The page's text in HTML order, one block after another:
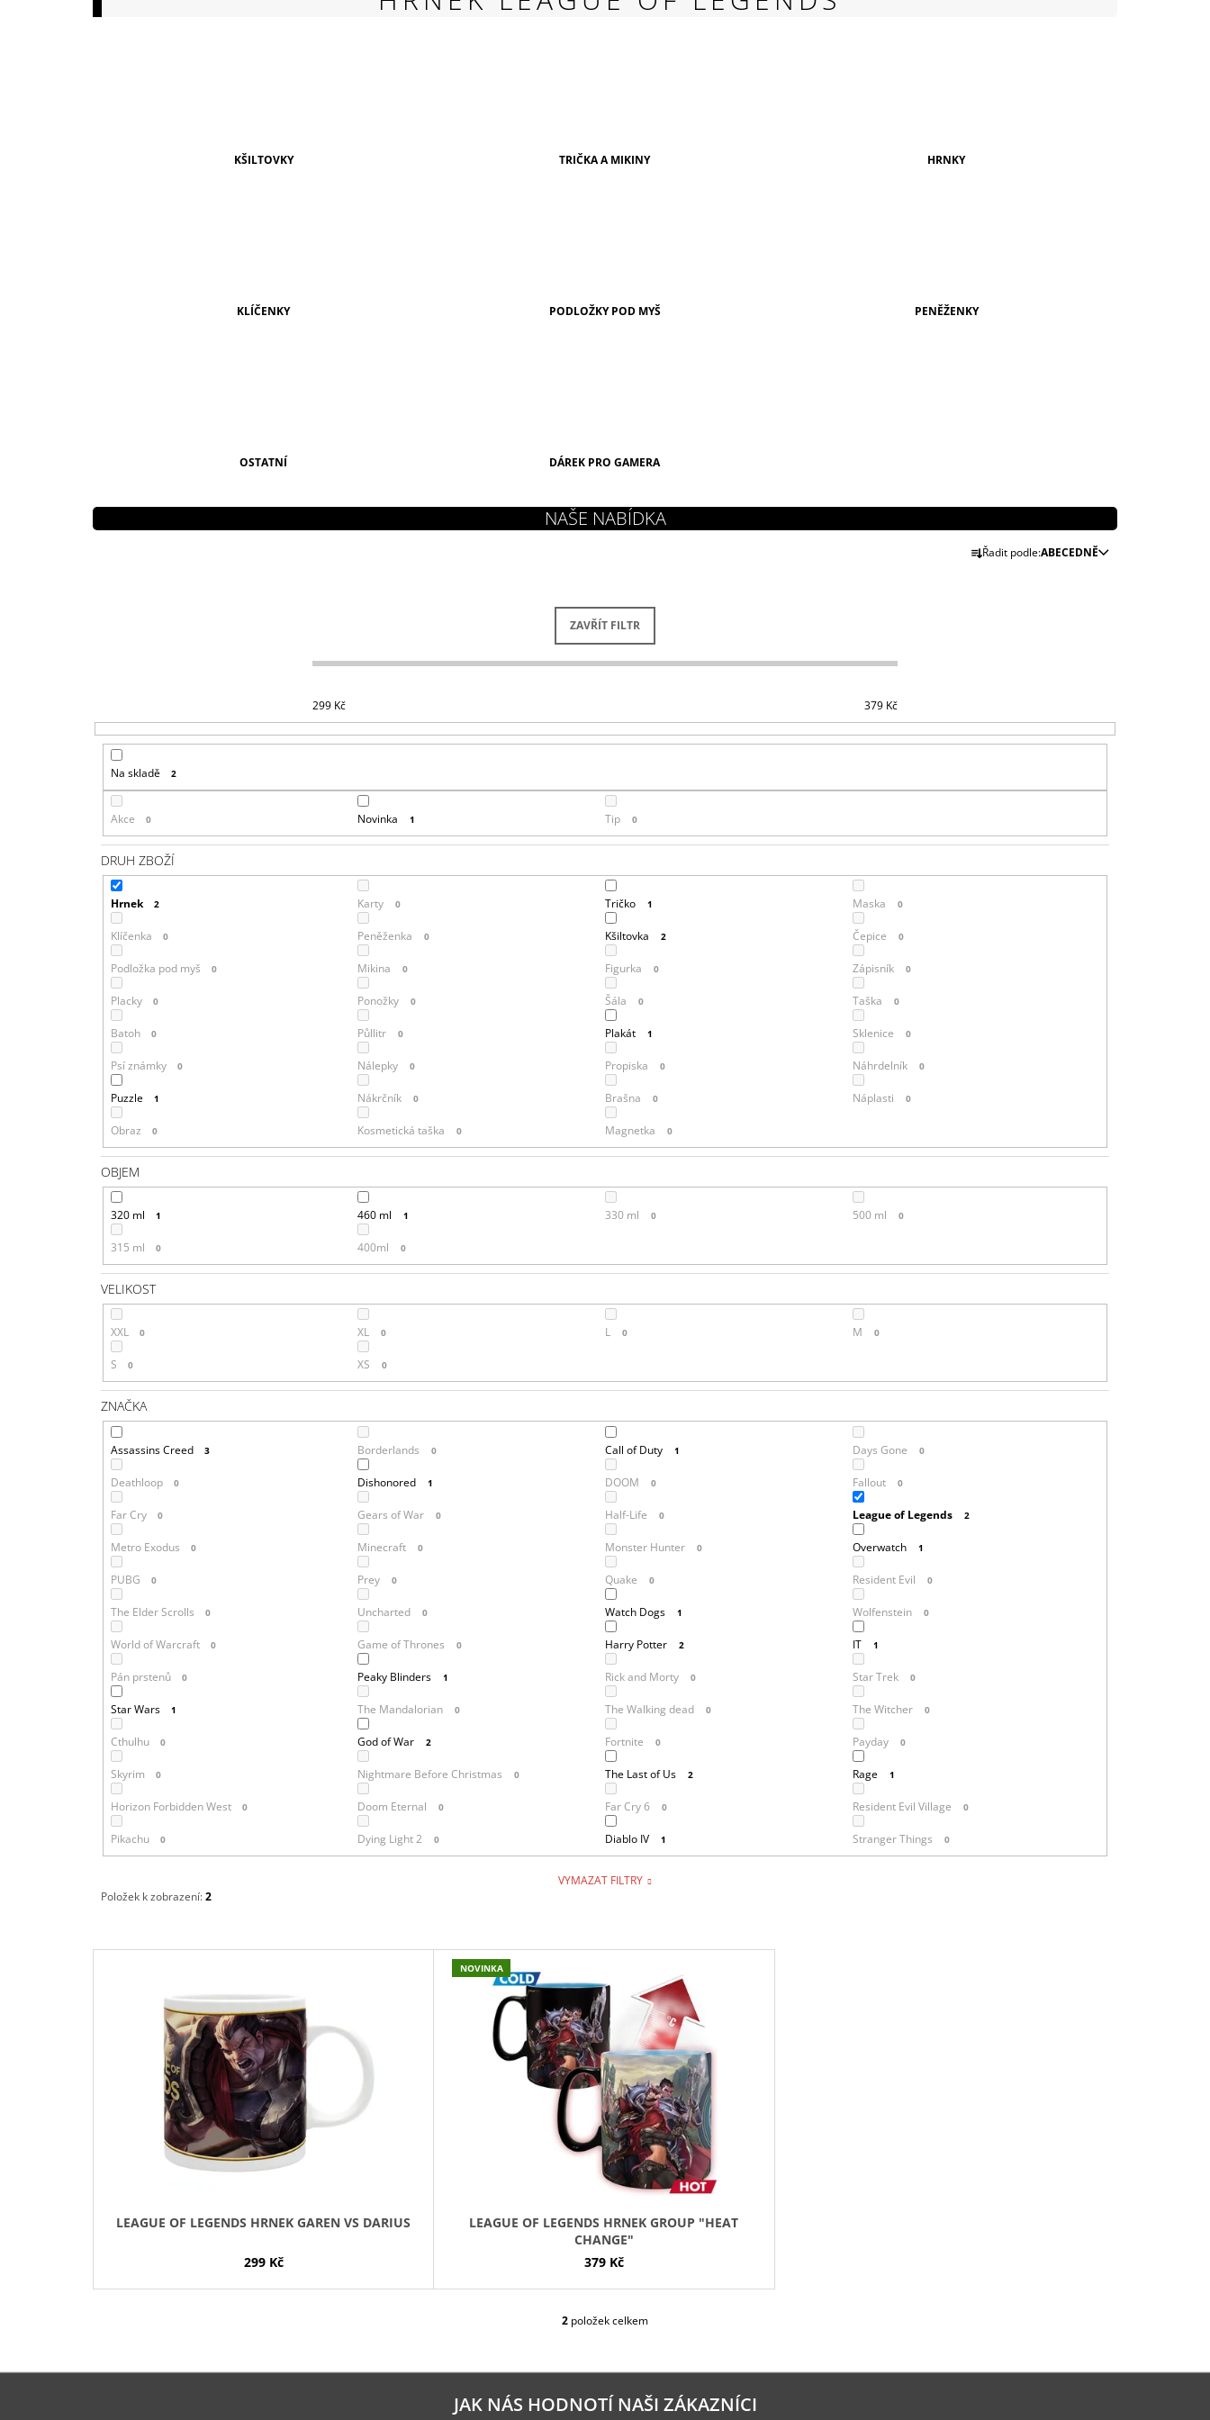
KŠILTOVKY TRIČKA A MIKINY HRNKY
KLÍČENKY PODLOŽKY POD MYŠ PENĚŽENKY
OSTATNÍ DÁREK PRO GAMERA
Ř
O
Ů
Řadit podle:ABECEDNĚ
ZAVŘÍT FILTR
299 Kč 379 Kč
Na skladě 2
Akce 0 Novinka 1 Tip 0
DRUH ZBOŽÍ
Hrnek 2 Karty 0 Tričko 1 Maska 0
Klíčenka 0 Peněženka 0 Kšiltovka 2 Čepice 0
Podložka pod myš 0 Mikina 0 Figurka 0 Zápisník 0
Placky 0 Ponožky 0 Šála 0 Taška 0
Batoh 0 Půllitr 0 Plakát 1 Sklenice 0
Psí známky 0 Nálepky 0 Propiska 0 Náhrdelník 0
Puzzle 1 Nákrčník 0 Brašna 0 Náplasti 0
Obraz 0 Kosmetická taška 0 Magnetka 0
OBJEM
320 ml 1 460 ml 1 330 ml 0 500 ml 0
315 ml 0 400ml 0
VELIKOST
XXL 0 XL 0 L 0 M 0
S 0 XS 0
ZNAČKA
Assassins Creed 3 Borderlands 0 Call of Duty 1 Days Gone 0
Deathloop 0 Dishonored 1 DOOM 0 Fallout 0
Far Cry 0 Gears of War 0 Half-Life 0 League of Legends 2
Metro Exodus 0 Minecraft 0 Monster Hunter 0 Overwatch 1
PUBG 0 Prey 0 Quake 0 Resident Evil 0
The Elder Scrolls 0 Uncharted 0 Watch Dogs 1 Wolfenstein 0
World of Warcraft 0 Game of Thrones 0 Harry Potter 2 IT 1
Pán prstenů 0 Peaky Blinders 1 Rick and Morty 0 Star Trek 0
Star Wars 1 The Mandalorian 0 The Walking dead 0 The Witcher 0
Cthulhu 0 God of War 2 Fortnite 0 Payday 0
Skyrim 0 Nightmare Before Christmas 0 The Last of Us 2 Rage 1
Horizon Forbidden West 0 Doom Eternal 0 Far Cry 6 0 Resident Evil Village 0
Pikachu 0 Dying Light 2 0 Diablo IV 1 Stranger Things 0
VYMAZAT FILTRY
Položek k zobrazení:2
V
LEAGUE OF LEGENDS HRNEK GAREN VS DARIUS
299 Kč
NOVINKA
LEAGUE OF LEGENDS HRNEK GROUP "HEAT
CHANGE"
379 Kč
O
Á
D
A
2 položek celkem
999 Kč
JAK NÁS HODNOTÍ NAŠI ZÁKAZNÍCI